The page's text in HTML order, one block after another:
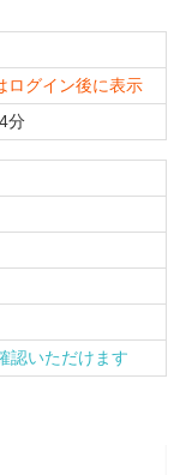
ログイン後に表示
分
認いただけます